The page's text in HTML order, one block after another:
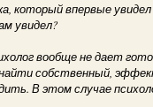
который впервые
увидел?
вообще не дает
собственный,
В этом случае